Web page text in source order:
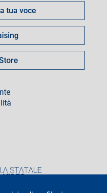
tua voce